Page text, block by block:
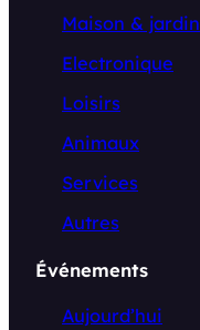
Maison & jardin
Electronique
Loisirs
Animaux
Services
Autres
Événements
Aujourd’hui